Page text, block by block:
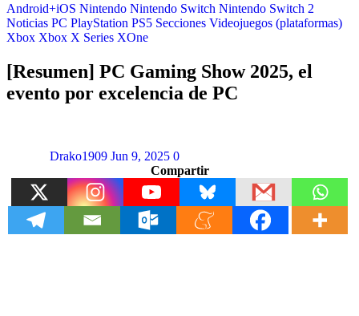
Android+iOS Nintendo Nintendo Switch Nintendo Switch 2
Noticias PC PlayStation PS5 Secciones Videojuegos (plataformas)
Xbox Xbox X Series XOne
[Resumen] PC Gaming Show 2025, el
evento por excelencia de PC
Drako1909 Jun 9, 2025 0
Compartir